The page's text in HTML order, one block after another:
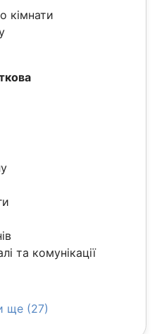
кімнати
та комунікації
ще (27)